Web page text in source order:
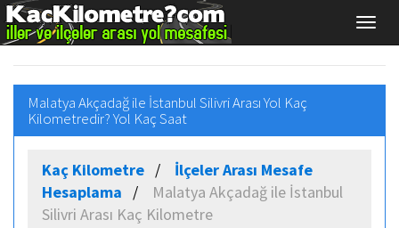
Malatya Akçadağ ile İstanbul Silivri Arası Yol Kaç
Kilometredir? Yol Kaç Saat
Kaç Kilometre
İlçeler Arası Mesafe
Hesaplama
Malatya Akçadağ ile İstanbul
Silivri Arası Kaç Kilometre